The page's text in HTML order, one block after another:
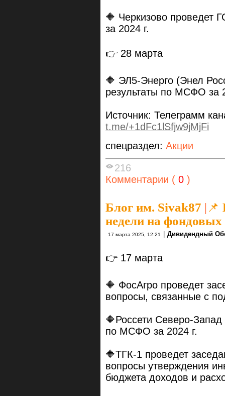
🔶 Черкизово проведет
за 2024 г.
👉 28 марта
🔶 ЭЛ5-Энерго (Энел
результаты по МСФО за
Источник: Телеграмм
t.me/+1dFc1lSfjw9jMjFi
спецраздел: Акции
216
Комментарии ( 0 )
Блог им. Sivak87 |📌
недели на
17 марта 2025, 12:21 Дивидендный
👉 17 марта
🔶 ФосАгро проведет
вопросы, связанные с
🔶Россети Северо-
по МСФО за 2024 г.
🔶ТГК-1 проведет
вопросы утверждения
бюджета доходов и